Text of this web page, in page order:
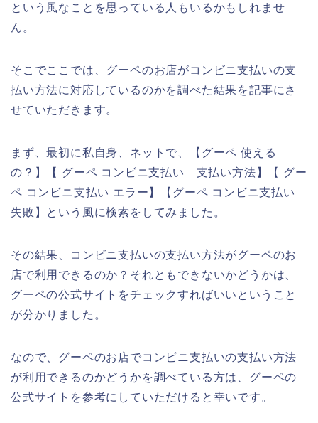
という風なことを思っている人もいるかもしれませ
ん。
そこでここでは、グーペのお店がコンビニ支払いの支
払い方法に対応しているのかを調べた結果を記事にさ
せていただきます。
まず、最初に私自身、ネットで、【グーペ 使える
の？】【 グーペ コンビニ支払い 支払い方法】【 グー
ペ コンビニ支払い エラー】【グーペ コンビニ支払い
失敗】という風に検索をしてみました。
その結果、コンビニ支払いの支払い方法がグーペのお
店で利用できるのか？それともできないかどうかは、
グーペの公式サイトをチェックすればいいということ
が分かりました。
なので、グーペのお店でコンビニ支払いの支払い方法
が利用できるのかどうかを調べている方は、グーペの
公式サイトを参考にしていただけると幸いです。